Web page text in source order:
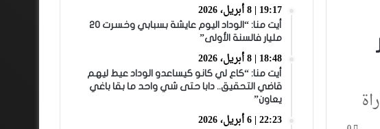
19:17 | 8 أبريل، 2026
أيت منا: “الوداد اليوم عايشة بسبابي وخسرت 20
مليار فالسنة الأولى”
18:48 | 8 أبريل، 2026
أيت منا: “كاع لي كانو كيساعدو الوداد عيط ليهم
قاضي التحقيق.. دابا حتى شي واحد ما بقا باغي
يعاون”
22:23 | 6 أبريل، 2026